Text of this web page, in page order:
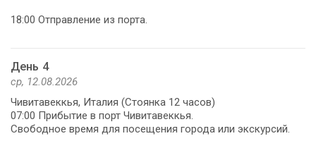
18:00 Отправление из порта.
День 4
ср, 12.08.2026
Чивитавеккья, Италия (Стоянка 12 часов)
07:00 Прибытие в порт Чивитавеккья.
Свободное время для посещения города или экскурсий.